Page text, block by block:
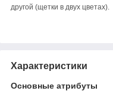
другой (щетки в двух цветах).
Характеристики
Основные атрибуты